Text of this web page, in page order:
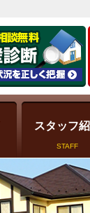
スタッフ
STAFF